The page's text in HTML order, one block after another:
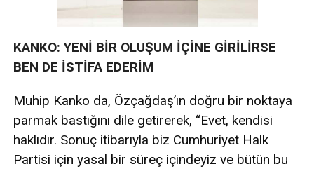
KANKO: YENİ BİR OLUŞUM İÇİNE GİRİLİRSE
BEN DE İSTİFA EDERİM
Muhip Kanko da, Özçağdaş’ın doğru bir noktaya
parmak bastığını dile getirerek, “Evet, kendisi
haklıdır. Sonuç itibarıyla biz Cumhuriyet Halk
Partisi için yasal bir süreç içindeyiz ve bütün bu